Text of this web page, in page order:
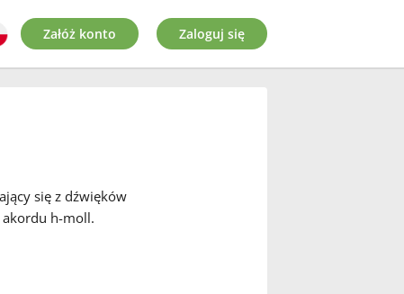
Załóż konto Zaloguj się
się z dźwięków
h-moll.